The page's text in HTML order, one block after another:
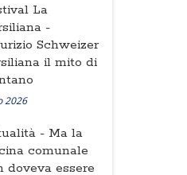
La
-
Schweizer
il mito di
2026
- Ma la
comunale
doveva essere